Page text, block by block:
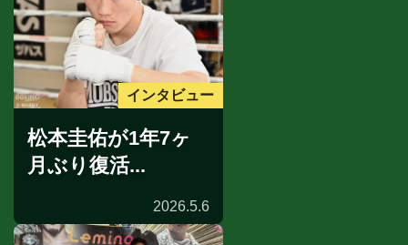
インタビュー
松本圭佑が1年7ヶ
月ぶり復活...
2026.5.6